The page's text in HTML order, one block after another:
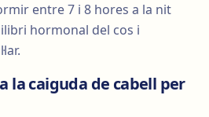
entre 7 i 8 hores a la nit
hormonal del cos i
la caiguda de cabell per